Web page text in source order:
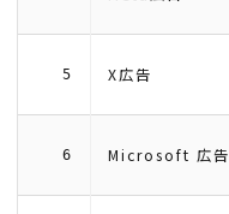
5 X広告
6 Microsoft 広告